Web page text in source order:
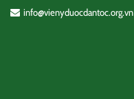
info@vienyduocdantoc.org.vn